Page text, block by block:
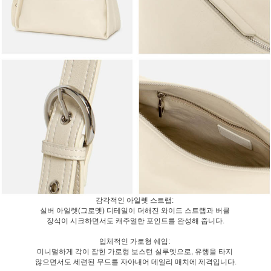
감각적인 아일렛 스트랩:
실버 아일렛(그로멧) 디테일이 더해진 와이드 스트랩과 버클
장식이 시크하면서도 캐주얼한 포인트를 완성해 줍니다.
입체적인 가로형 쉐입:
미니멀하게 각이 잡힌 가로형 보스턴 실루엣으로, 유행을 타지
않으면서도 세련된 무드를 자아내어 데일리 매치에 제격입니다.